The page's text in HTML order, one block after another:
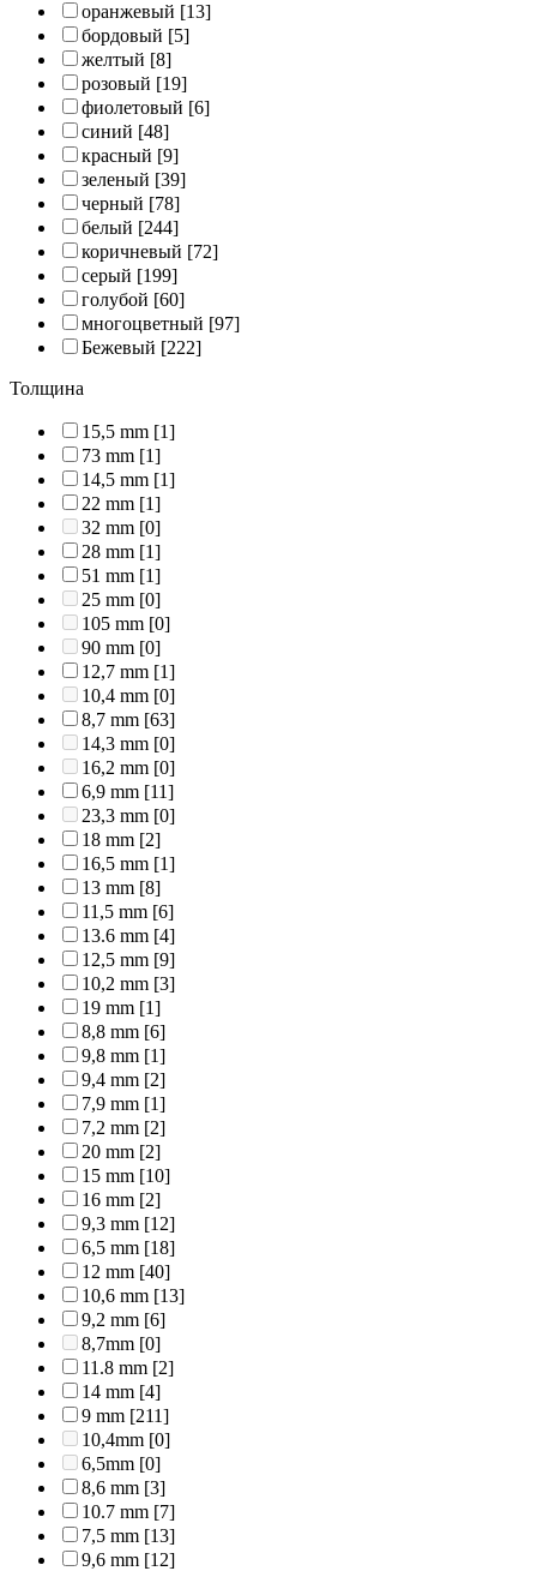
оранжевый [13]
бордовый [5]
желтый [8]
розовый [19]
фиолетовый [6]
синий [48]
красный [9]
зеленый [39]
черный [78]
белый [244]
коричневый [72]
серый [199]
голубой [60]
многоцветный [97]
Бежевый [222]
Толщина
15,5 mm [1]
73 mm [1]
14,5 mm [1]
22 mm [1]
32 mm [0]
28 mm [1]
51 mm [1]
25 mm [0]
105 mm [0]
90 mm [0]
12,7 mm [1]
10,4 mm [0]
8,7 mm [63]
14,3 mm [0]
16,2 mm [0]
6,9 mm [11]
23,3 mm [0]
18 mm [2]
16,5 mm [1]
13 mm [8]
11,5 mm [6]
13.6 mm [4]
12,5 mm [9]
10,2 mm [3]
19 mm [1]
8,8 mm [6]
9,8 mm [1]
9,4 mm [2]
7,9 mm [1]
7,2 mm [2]
20 mm [2]
15 mm [10]
16 mm [2]
9,3 mm [12]
6,5 mm [18]
12 mm [40]
10,6 mm [13]
9,2 mm [6]
8,7mm [0]
11.8 mm [2]
14 mm [4]
9 mm [211]
10,4mm [0]
6,5mm [0]
8,6 mm [3]
10.7 mm [7]
7,5 mm [13]
9,6 mm [12]